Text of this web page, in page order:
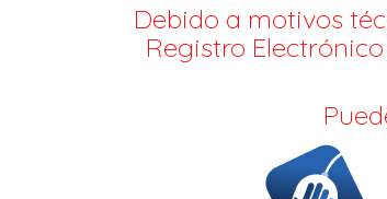
Debido a motivos
Registro